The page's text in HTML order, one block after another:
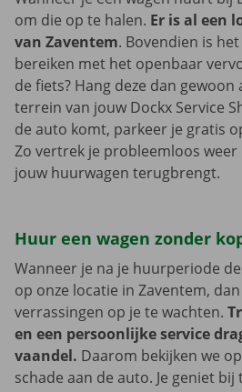
om die op te halen. Er is al een
van Zaventem. Bovendien is
bereiken met het openbaar
de fiets? Hang deze dan
terrein van jouw Dockx Service
de auto komt, parkeer je gratis
Zo vertrek je probleemloos
jouw huurwagen terugbrengt.
Huur een wagen zonder
Wanneer je na je huurperiode
op onze locatie in Zaventem,
verrassingen op je te wachten.
en een persoonlijke service
vaandel. Daarom bekijken we
schade aan de auto. Je geniet